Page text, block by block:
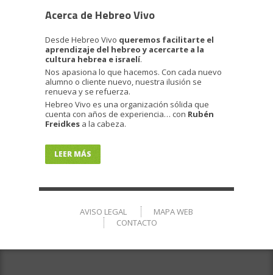
Acerca de Hebreo Vivo
Desde Hebreo Vivo queremos facilitarte el
aprendizaje del hebreo y acercarte a la
cultura hebrea e israelí.
Nos apasiona lo que hacemos. Con cada nuevo
alumno o cliente nuevo, nuestra ilusión se
renueva y se refuerza.
Hebreo Vivo es una organización sólida que
cuenta con años de experiencia… con Rubén
Freidkes a la cabeza.
LEER MÁS
AVISO LEGAL
MAPA WEB
CONTACTO